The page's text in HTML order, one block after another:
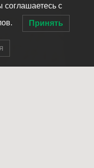
соглашаетесь с
Принять